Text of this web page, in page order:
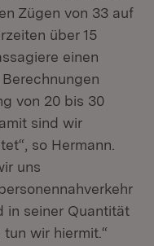
Zügen von 33 auf
über 15
einen
von 20 bis 30
sind wir
so Hermann.
uns
in seiner Quantität
wir hiermit.“